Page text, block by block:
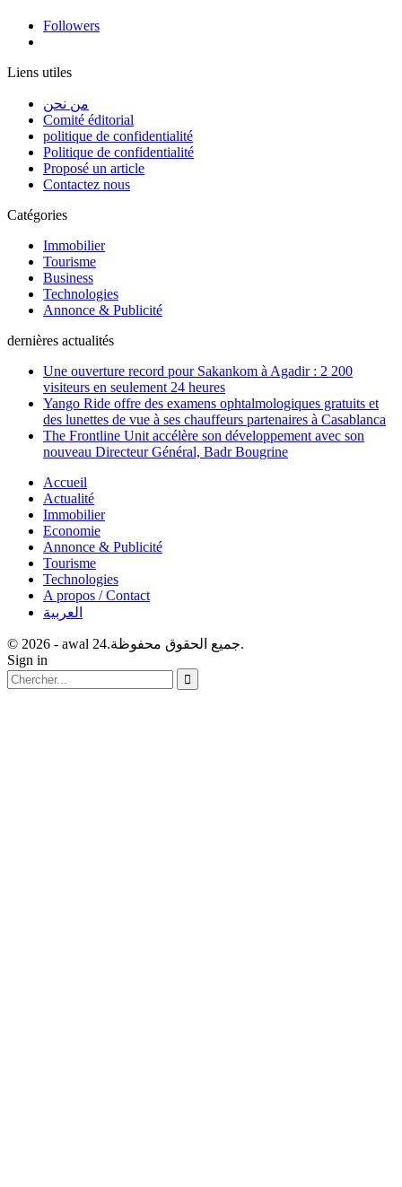
Followers
Liens utiles
من نحن
Comité éditorial
politique de confidentialité
Politique de confidentialité
Proposé un article
Contactez nous
Catégories
Immobilier
Tourisme
Business
Technologies
Annonce & Publicité
dernières actualités
Une ouverture record pour Sakankom à Agadir : 2 200
visiteurs en seulement 24 heures
Yango Ride offre des examens ophtalmologiques gratuits et
des lunettes de vue à ses chauffeurs partenaires à Casablanca
The Frontline Unit accélère son développement avec son
nouveau Directeur Général, Badr Bougrine
Accueil
Actualité
Immobilier
Economie
Annonce & Publicité
Tourisme
Technologies
A propos / Contact
العربية
© 2026 - awal 24.جميع الحقوق محفوظة.
Sign in